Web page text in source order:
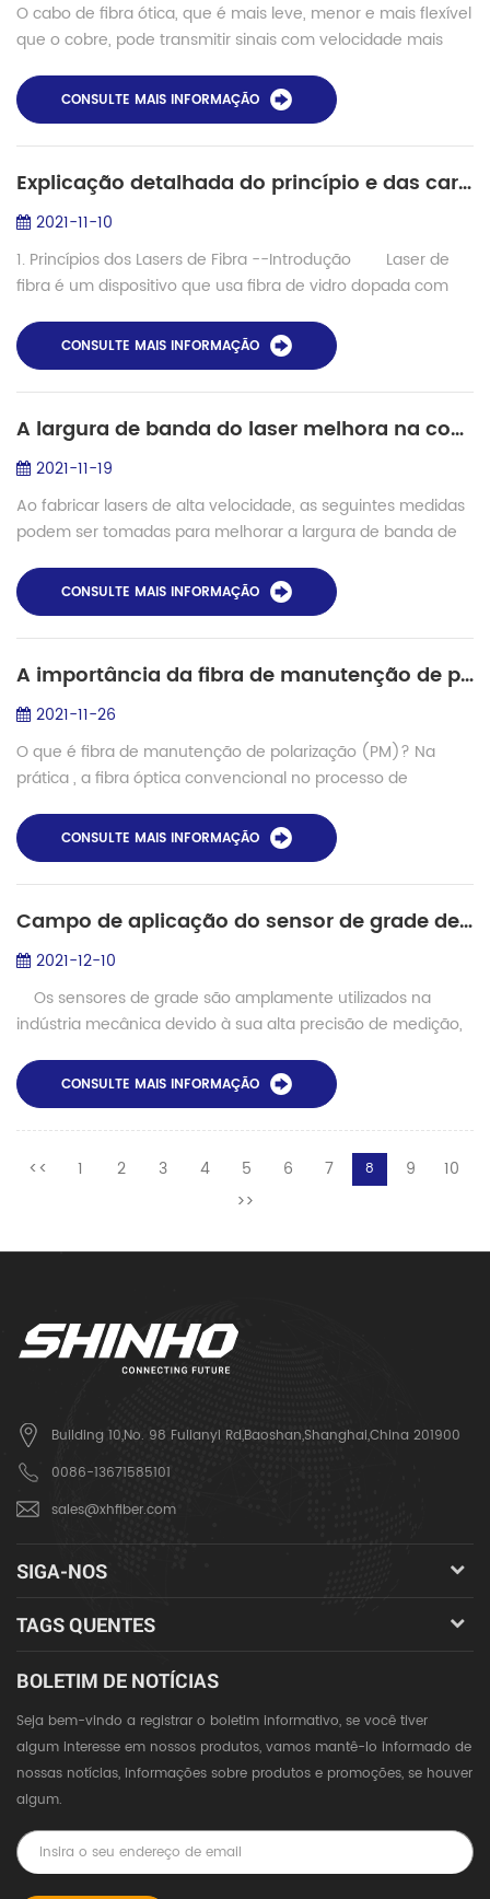
O cabo de fibra ótica, que é mais leve, menor e mais flexível
que o cobre, pode transmitir sinais com velocidade mais
podem influenciar o desem...
CONSULTE MAIS INFORMAÇÃO
Explicação detalhada do princípio e das características dos lasers de fibra
2021-11-10
1. Princípios dos Lasers de Fibra --Introdução Laser de
fibra é um dispositivo que usa fibra de vidro dopada com
Lasers de fibra podem ser ...
CONSULTE MAIS INFORMAÇÃO
A largura de banda do laser melhora na comunicação por fibra
2021-11-19
Ao fabricar lasers de alta velocidade, as seguintes medidas
podem ser tomadas para melhorar a largura de banda de
multiquântica de tensão (com...
CONSULTE MAIS INFORMAÇÃO
A importância da fibra de manutenção de polarização (PM)
2021-11-26
O que é fibra de manutenção de polarização (PM)? Na
prática , a fibra óptica convencional no processo de
motivos, de modo que a espessura da fibra nã...
CONSULTE MAIS INFORMAÇÃO
Campo de aplicação do sensor de grade de bragg de fibra
2021-12-10
Os sensores de grade são amplamente utilizados na
indústria mecânica devido à sua alta precisão de medição,
fácil automação e digit...
CONSULTE MAIS INFORMAÇÃO
<< 1 2 3 4 5 6 7 8 9
10
>>
Building 10,No. 98 Fulianyi Rd,Baoshan,Shanghai,China 201900
0086-13671585101
sales@xhfiber.com
SIGA-NOS
TAGS QUENTES
BOLETIM DE NOTÍCIAS
Seja bem-vindo a registrar o boletim informativo, se você tiver
algum interesse em nossos produtos, vamos mantê-lo informado de
nossas notícias, informações sobre produtos e promoções, se houver
algum.